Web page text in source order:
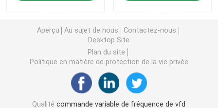
Appareil à fréquence variable pour grue
Optimisateur solaire
Aperçu Au sujet de nous
Contactez-nous
Desktop Site
Plan du site
Politique en matière de protection de la vie privée
Qualitécommande variable de fréquence de vfd